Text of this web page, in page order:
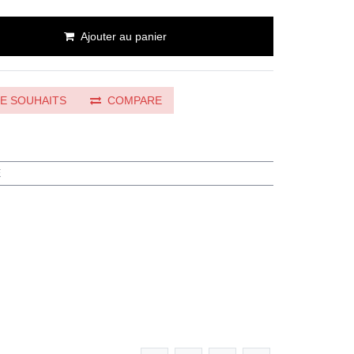
Ajouter au panier
SOUHAITS COMPARE